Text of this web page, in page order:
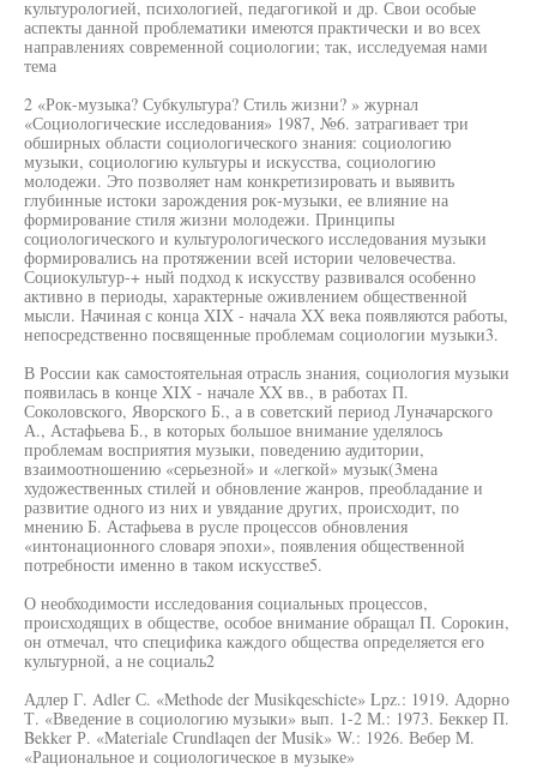
культурологией, психологией, педагогикой и др. Свои особые
аспекты данной проблематики имеются практически и во всех
направлениях современной социологии; так, исследуемая нами
тема
2 «Рок-музыка? Субкультура? Стиль жизни? » журнал
«Социологические исследования» 1987, №6. затрагивает три
обширных области социологического знания: социологию
музыки, социологию культуры и искусства, социологию
молодежи. Это позволяет нам конкретизировать и выявить
глубинные истоки зарождения рок-музыки, ее влияние на
формирование стиля жизни молодежи. Принципы
социологического и культурологического исследования музыки
формировались на протяжении всей истории человечества.
Социокультур-+ ный подход к искусству развивался особенно
активно в периоды, характерные оживлением общественной
мысли. Начиная с конца XIX - начала XX века появляются работы,
непосредственно посвященные проблемам социологии музыки3.
В России как самостоятельная отрасль знания, социология музыки
появилась в конце XIX - начале XX вв., в работах П.
Соколовского, Яворского Б., а в советский период Луначарского
А., Астафьева Б., в которых большое внимание уделялось
проблемам восприятия музыки, поведению аудитории,
взаимоотношению «серьезной» и «легкой» музык(3мена
художественных стилей и обновление жанров, преобладание и
развитие одного из них и увядание других, происходит, по
мнению Б. Астафьева в русле процессов обновления
«интонационного словаря эпохи», появления общественной
потребности именно в таком искусстве5.
О необходимости исследования социальных процессов,
происходящих в обществе, особое внимание обращал П. Сорокин,
он отмечал, что специфика каждого общества определяется его
культурной, а не социаль2
Адлер Г. Adler С. «Methode der Musikqeschicte» Lpz.: 1919. Адорно
Т. «Введение в социологию музыки» вып. 1-2 М.: 1973. Беккер П.
Bekker Р. «Materiale Crundlaqen der Musik» W.: 1926. Вебер M.
«Рациональное и социологическое в музыке»